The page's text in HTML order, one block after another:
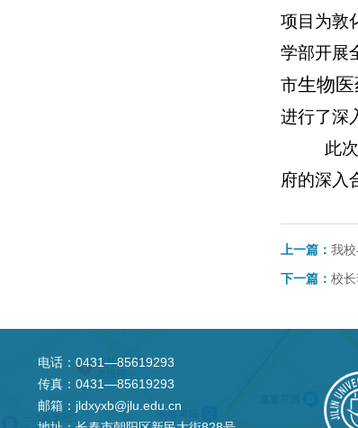
项目为敦
学部开展
市生物
进行了深
此
府的深入
上一篇： 我
下一篇： 校
电话：0431—85619293
传真：0431—85619293
邮箱：jldxyxb@jlu.edu.cn